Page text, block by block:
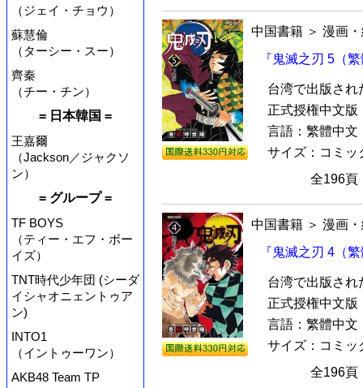
（ジェイ・チョウ）
蘇慧倫
（ターシー・スー）
齊秦
（チー・チン）
= 日本韓国 =
王嘉爾
（Jackson／ジャクソ
ン）
= グループ =
TF BOYS
（ティー・エフ・ボー
イズ）
TNT時代少年団 (シーダ
イシャオニェントゥア
ン)
INTO1
（イントゥーワン）
AKB48 Team TP
中国書籍 ＞ 漫画
『鬼滅之刃 5（
台湾で出版され
正式授権中文版
言語：繁體中文
サイズ：コミッ
全196
中国書籍 ＞ 漫画
『鬼滅之刃 4（
台湾で出版され
正式授権中文版
言語：繁體中文
サイズ：コミッ
全196